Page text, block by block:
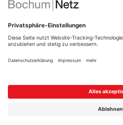
Menü für Barrierefreiheit öffnen